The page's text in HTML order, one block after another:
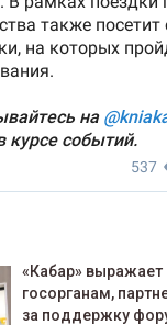
«Кабар» выражает
госорганам,
за поддержку